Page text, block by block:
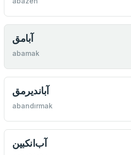
آبامق
abamak
آبانديرمق
abandırmak
آب‌انكبین